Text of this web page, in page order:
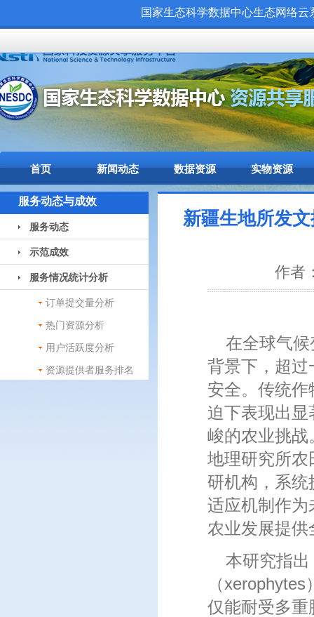
国家生态科学数据中心生态网络
首页 新闻动态 数据资源 实物资源
服务动态与成效
服务动态
示范成效
服务情况统计分析
订单提交量分析
热门资源分析
用户活跃度分析
资源提供者服务排名
新疆生地所发
作者
在全球气
背景下，超过
安全。传统
迫下表现出显
峻的农业挑战
地理研究所农
研机构，系统
适应机制作为
农业发展提供
本研究指
（
仅能耐受多重